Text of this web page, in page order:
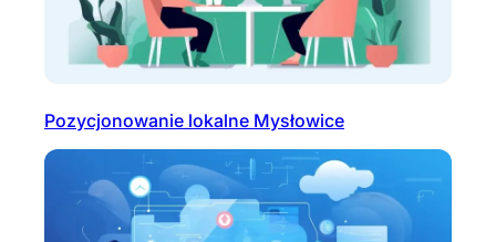
Pozycjonowanie lokalne Mysłowice